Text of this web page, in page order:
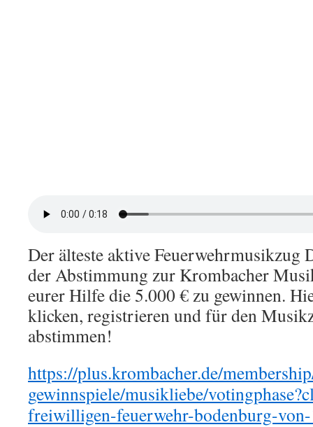
Der älteste aktive Feuerwehrmusikzug
der Abstimmung zur Krombacher
eurer Hilfe die 5.000 € zu gewinnen.
klicken, registrieren und für den
abstimmen!
https://plus.krombacher.de/
gewinnspiele/musikliebe/
freiwilligen-feuerwehr-bodenburg-